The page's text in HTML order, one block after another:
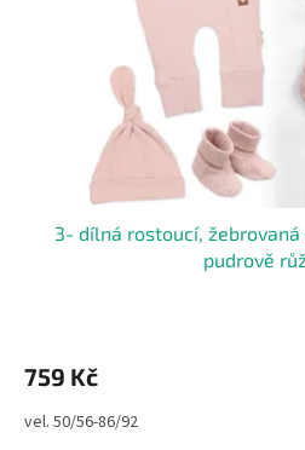
3- dílná rostoucí,
pudrově
759 Kč
vel. 50/56-86/92